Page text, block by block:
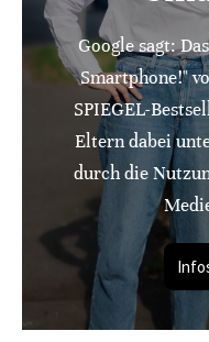
Google sagt:
Smartphone!"
SPIEGEL-
Eltern dabei
durch die